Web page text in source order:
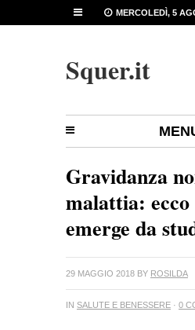
MERCOLEDÌ, 5
Squer.it
Gravidanza
malattia: ecco
emerge da
29 MAGGIO 2018 BY ROSILDA
IN SALUTE E BENESSERE · 0